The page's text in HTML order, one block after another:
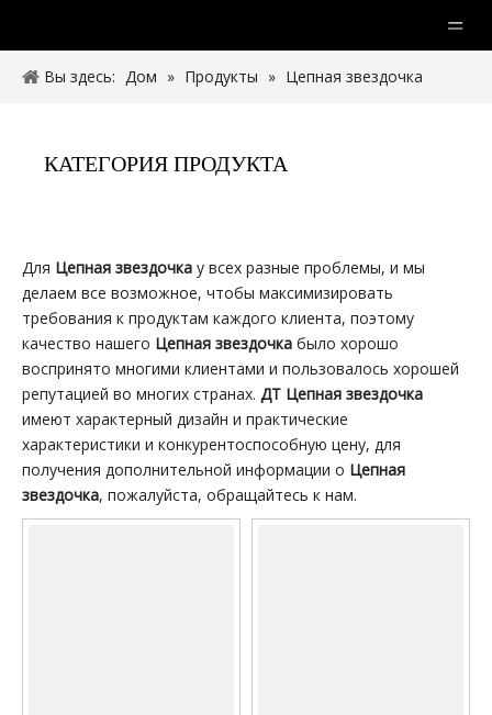
Вы здесь: Дом » Продукты » Цепная звездочка
КАТЕГОРИЯ ПРОДУКТА
Для Цепная звездочка у всех разные проблемы, и мы
делаем все возможное, чтобы максимизировать
требования к продуктам каждого клиента, поэтому
качество нашего Цепная звездочка было хорошо
воспринято многими клиентами и пользовалось хорошей
репутацией во многих странах. ДТ Цепная звездочка
имеют характерный дизайн и практические
характеристики и конкурентоспособную цену, для
получения дополнительной информации о Цепная
звездочка, пожалуйста, обращайтесь к нам.